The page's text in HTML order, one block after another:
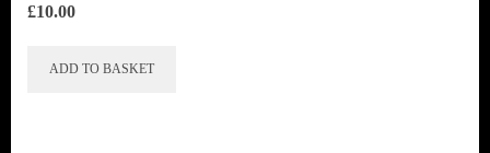
£10.00
ADD TO BASKET